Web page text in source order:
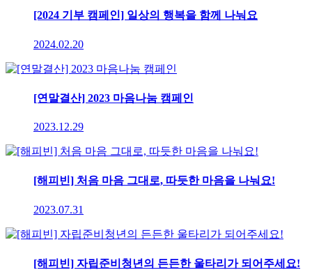
[2024 기부 캠페인] 일상의 행복을 함께 나눠요
2024.02.20
[연말결산] 2023 마음나눔 캠페인
2023.12.29
[해피빈] 처음 마음 그대로, 따듯한 마음을 나눠요!
2023.07.31
[해피빈] 자립준비청년의 든든한 울타리가 되어주세요!